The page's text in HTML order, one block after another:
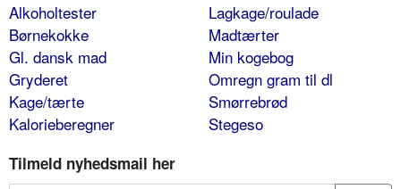
Alkoholtester
Børnekokke
Gl. dansk mad
Gryderet
Kage/tærte
Kalorieberegner
Lagkage/roulade
Madtærter
Min kogebog
Omregn gram til dl
Smørrebrød
Stegeso
Tilmeld nyhedsmail her